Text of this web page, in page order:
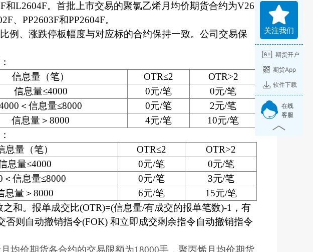
L2604F。首批上市交易的聚氯乙烯月均价期货合约为V26
、PP2603F和PP2604F。
例、涨跌停板幅度与对应标的合约保持一致。公司交易保
信息量（笔） OTR≤2 OTR>2
信息量≤4000 0元/笔
0元/笔
＜信息量≤8000
0元/笔
2元/笔
信息量＞8000
4元/笔
10元/笔
息量（笔） OTR≤2
OTR>2
息量≤4000 0元/笔
0元/笔
＜信息量≤8000
0元/笔
3元/笔
息量＞8000
6元/笔
15元/笔
和。报单成交比(OTR)=(信息量/有成交的报单笔数)-1，有
则自动撤销指令(FOK) 和立即成交剩余指令自动撤销指令
均价期货各合约的交易限额为18000手，聚丙烯月均价期货
关注我们
期货开户
期货App
软件下载
在线
客服